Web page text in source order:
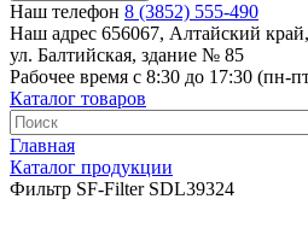
Наш телефон 8 (3852) 555-490
Наш адрес 656067, Алтайский
ул. Балтийская, здание № 85
Рабочее время с 8:30 до 17:30 (пн-
Каталог товаров
Главная
Каталог продукции
Фильтр SF-Filter SDL39324